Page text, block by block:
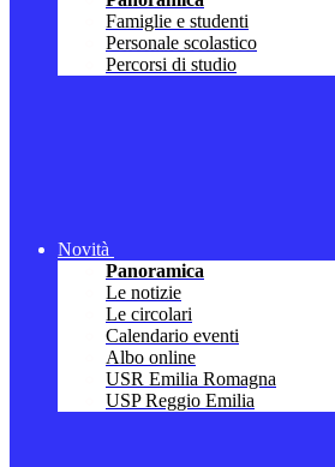
Famiglie e studenti
Personale scolastico
Percorsi di studio
Novità
Panoramica
Le notizie
Le circolari
Calendario eventi
Albo online
USR Emilia Romagna
USP Reggio Emilia